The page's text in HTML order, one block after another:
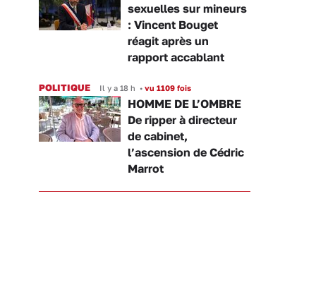
sexuelles sur mineurs
: Vincent Bouget
réagit après un
rapport accablant
POLITIQUE Il y a 18 h • vu 1109 fois
HOMME DE L’OMBRE
De ripper à directeur
de cabinet,
l’ascension de Cédric
Marrot